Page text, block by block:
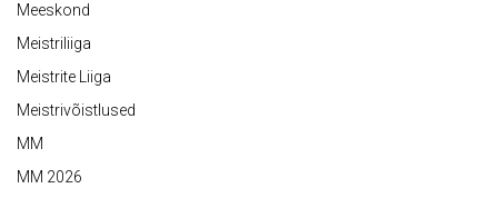
Meeskond
Meistriliiga
Meistrite Liiga
Meistrivõistlused
MM
MM 2026